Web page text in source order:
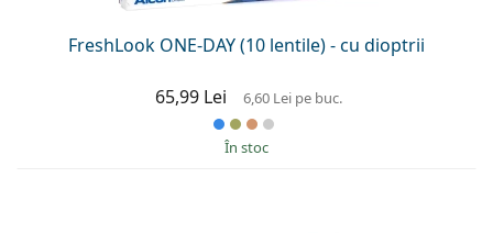
FreshLook ONE-DAY (10 lentile) - cu dioptrii
65,99 Lei 6,60 Leipe buc.
În stoc